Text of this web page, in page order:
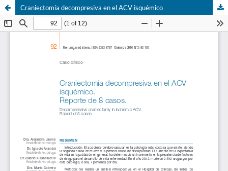
Craniectomía decompresiva en el ACV isquémico